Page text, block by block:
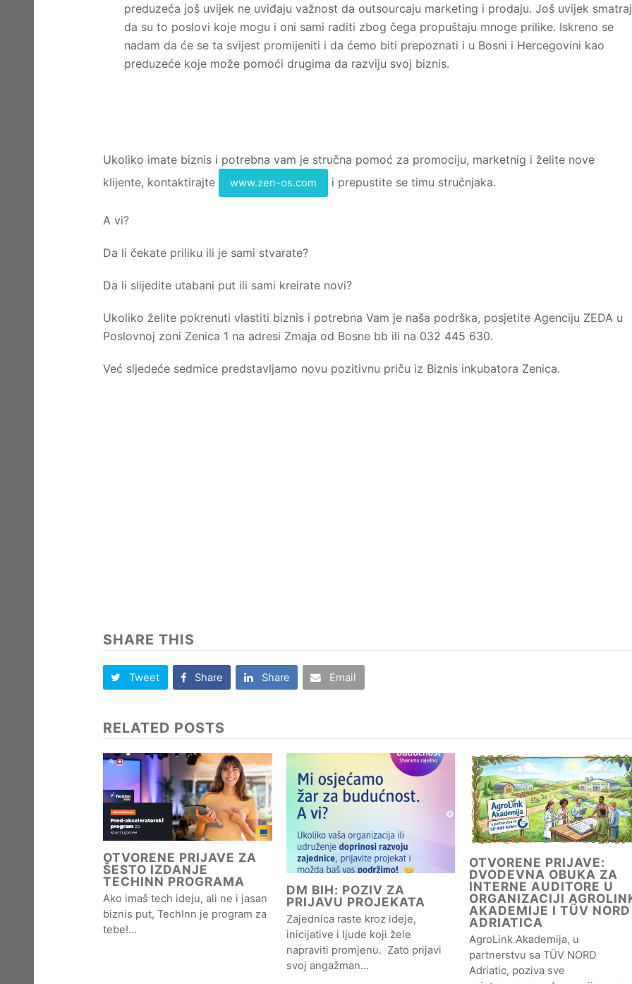
preduzeća još uvijek ne uviđaju važnost da outsourcaju marketing i prodaju. Još uvijek
da su to poslovi koje mogu i oni sami raditi zbog čega propuštaju mnoge prilike. Iskreno se
nadam da će se ta svijest promijeniti i da ćemo biti prepoznati i u Bosni i Hercegovini kao
preduzeće koje može pomoći drugima da razviju svoj biznis.
Ukoliko imate biznis i potrebna vam je stručna pomoć za promociju, marketnig i želite nove
klijente, kontaktirajte
www.zen-os.com i prepustite se timu stručnjaka.
A vi?
Da li čekate priliku ili je sami stvarate?
Da li slijedite utabani put ili sami kreirate novi?
Ukoliko želite pokrenuti vlastiti biznis i potrebna Vam je naša podrška, posjetite Agenciju ZEDA u
Poslovnoj zoni Zenica 1 na adresi Zmaja od Bosne bb ili na 032 445 630.
Već sljedeće sedmice predstavljamo novu pozitivnu priču iz Biznis inkubatora Zenica.
SHARE THIS
Tweet Share Share Email
RELATED POSTS
OTVORENE PRIJAVE ZA
ŠESTO IZDANJE
TECHINN PROGRAMA
Ako imaš tech ideju, ali ne i jasan
biznis put, TechInn je program za
tebe!…
DM BIH: POZIV ZA
PRIJAVU PROJEKATA
Zajednica raste kroz ideje,
inicijative i ljude koji žele
napraviti promjenu. Zato prijavi
svoj angažman…
OTVORENE PRIJAVE:
DVODEVNA OBUKA ZA
INTERNE AUDITORE U
ORGANIZACIJI
AKADEMIJE I TÜV NORD
ADRIATICA
AgroLink Akademija, u
partnerstvu sa TÜV NORD
Adriatic, poziva sve